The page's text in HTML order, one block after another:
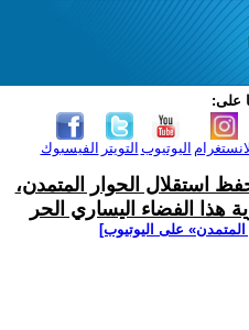
على:
الفيسبوك التويتر اليوتيوب
استقلال الحوار المتمدن،
هذا الفضاء اليساري الحر
على اليوتيوب]